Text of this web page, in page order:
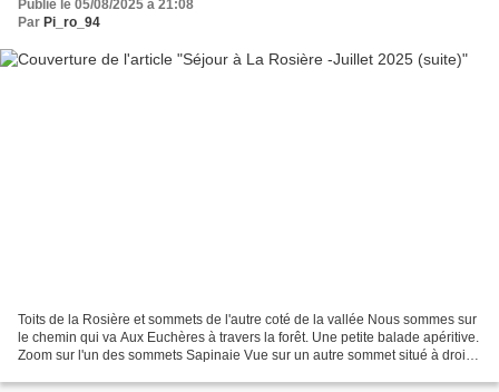
Publié le 05/08/2025 à 21:08
Par Pi_ro_94
Toits de la Rosière et sommets de l'autre coté de la vallée Nous sommes sur
le chemin qui va Aux Euchères à travers la forêt. Une petite balade apéritive.
Zoom sur l'un des sommets Sapinaie Vue sur un autre sommet situé à droite